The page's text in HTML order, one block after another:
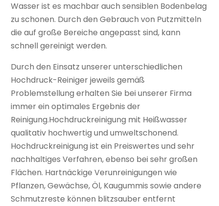
Wasser ist es machbar auch sensiblen Bodenbelag
zu schonen. Durch den Gebrauch von Putzmitteln
die auf große Bereiche angepasst sind, kann
schnell gereinigt werden.
Durch den Einsatz unserer unterschiedlichen
Hochdruck-Reiniger jeweils gemäß
Problemstellung erhalten Sie bei unserer Firma
immer ein optimales Ergebnis der
Reinigung.Hochdruckreinigung mit Heißwasser
qualitativ hochwertig und umweltschonend.
Hochdruckreinigung ist ein Preiswertes und sehr
nachhaltiges Verfahren, ebenso bei sehr großen
Flächen. Hartnäckige Verunreinigungen wie
Pflanzen, Gewächse, Öl, Kaugummis sowie andere
Schmutzreste können blitzsauber entfernt